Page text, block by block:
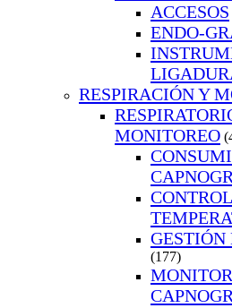
ACCESOS
ENDO-
RESPIRACIÓN Y
MONITOREO
(177)